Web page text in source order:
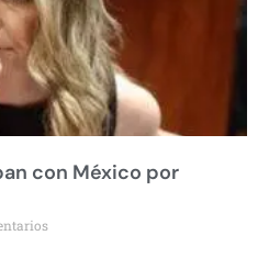
con México por